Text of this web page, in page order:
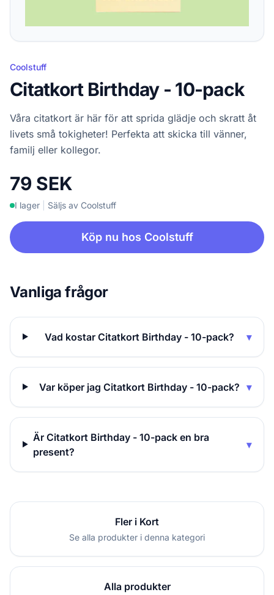
Coolstuff
Citatkort Birthday - 10-pack
Våra citatkort är här för att sprida glädje och skratt åt
livets små tokigheter! Perfekta att skicka till vänner,
familj eller kollegor.
79 SEK
I lager Säljs av Coolstuff
Köp nu hos Coolstuff
Vanliga frågor
Vad kostar Citatkort Birthday - 10-pack? ▾
Var köper jag Citatkort Birthday - 10-pack? ▾
Är Citatkort Birthday - 10-pack en bra
present?
▾
Fler i Kort
Se alla produkter i denna kategori
Alla produkter